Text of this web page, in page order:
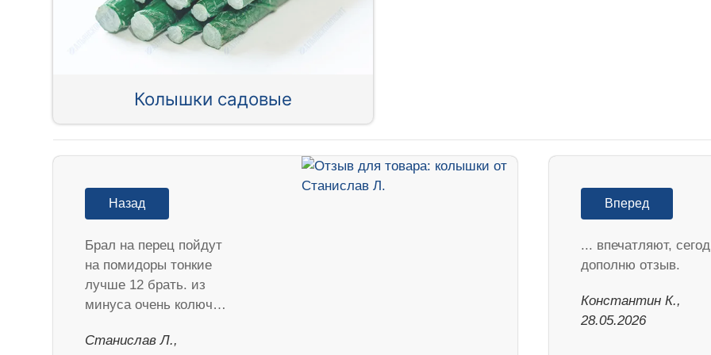
Колышки садовые
Назад
Брал на перец пойдут
на помидоры тонкие
лучше 12 брать. из
минуса очень колюч…
Станислав Л.,
Вперед
... впечатляют,
дополню отзыв.
Константин К.,
28.05.2026